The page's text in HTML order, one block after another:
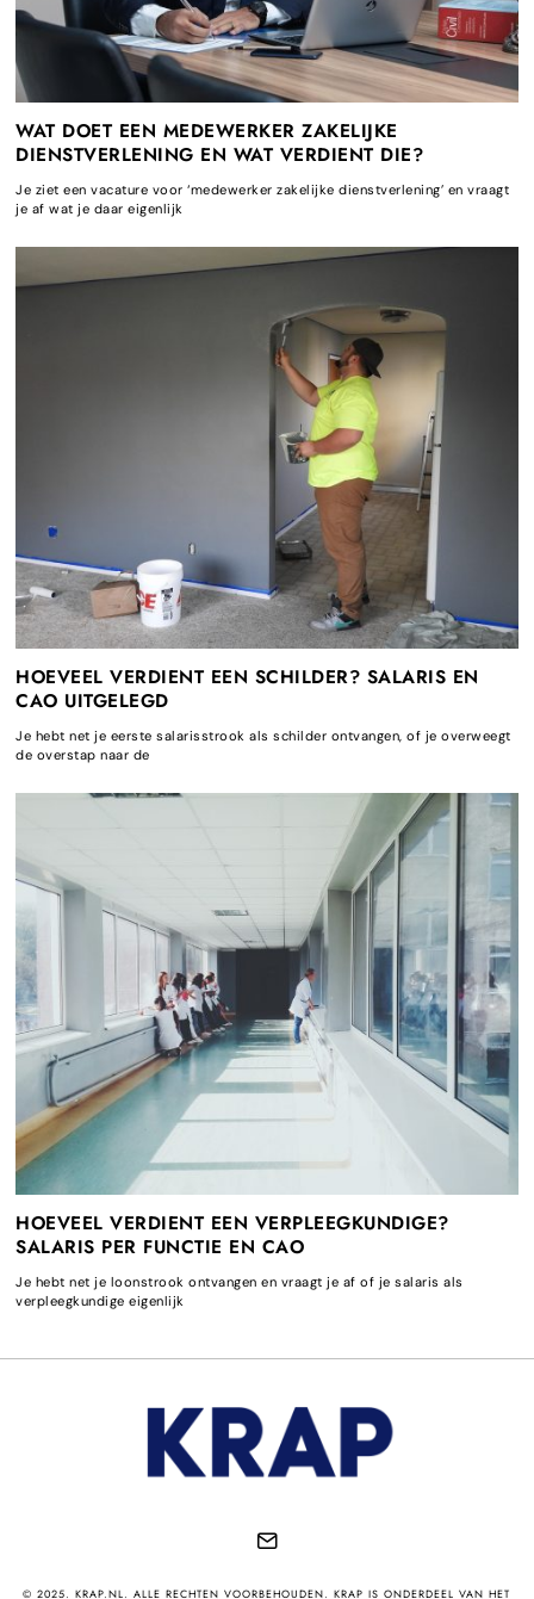
WAT DOET EEN MEDEWERKER ZAKELIJKE
DIENSTVERLENING EN WAT VERDIENT DIE?
Je ziet een vacature voor ‘medewerker zakelijke dienstverlening’ en vraagt
je af wat je daar eigenlijk
HOEVEEL VERDIENT EEN SCHILDER? SALARIS EN
CAO UITGELEGD
Je hebt net je eerste salarisstrook als schilder ontvangen, of je overweegt
de overstap naar de
HOEVEEL VERDIENT EEN VERPLEEGKUNDIGE?
SALARIS PER FUNCTIE EN CAO
Je hebt net je loonstrook ontvangen en vraagt je af of je salaris als
verpleegkundige eigenlijk
© 2025. KRAP.NL. ALLE RECHTEN VOORBEHOUDEN. KRAP IS ONDERDEEL VAN HET